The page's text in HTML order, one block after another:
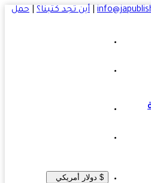
|أين تجد كتبنا؟|حمل
$ دولار أمريكي